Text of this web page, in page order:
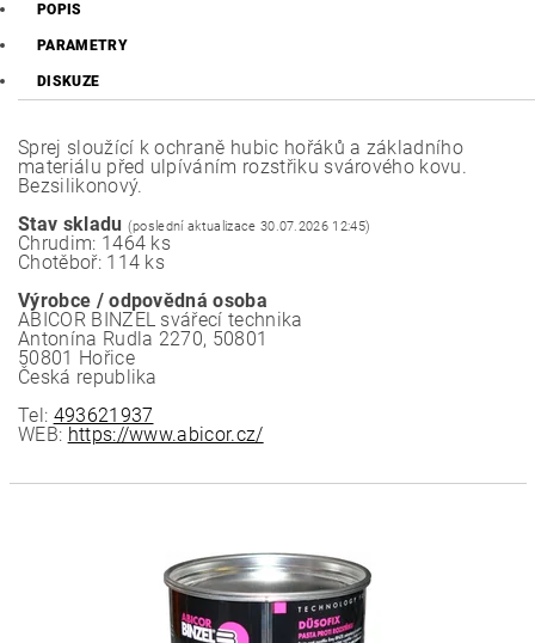
POPIS
PARAMETRY
DISKUZE
Sprej sloužící k ochraně hubic hořáků a základního
materiálu před ulpíváním rozstřiku svárového kovu.
Bezsilikonový.
Stav skladu (poslední aktualizace 30.07.2026 12:45)
Chrudim: 1464 ks
Chotěboř: 114 ks
Výrobce / odpovědná osoba
ABICOR BINZEL svářecí technika
Antonína Rudla 2270, 50801
50801 Hořice
Česká republika
Tel: 493621937
WEB: https://www.abicor.cz/